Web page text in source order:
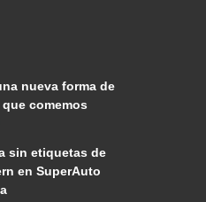
nueva forma de
comemos
sin etiquetas de
en SuperAuto